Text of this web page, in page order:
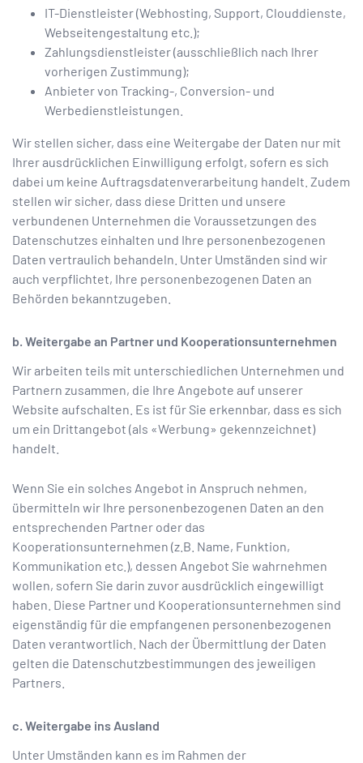
IT-Dienstleister (Webhosting, Support, Clouddienste,
Webseitengestaltung etc.);
Zahlungsdienstleister (ausschließlich nach Ihrer
vorherigen Zustimmung);
Anbieter von Tracking-, Conversion- und
Werbedienstleistungen.
Wir stellen sicher, dass eine Weitergabe der Daten nur mit
Ihrer ausdrücklichen Einwilligung erfolgt, sofern es sich
dabei um keine Auftragsdatenverarbeitung handelt. Zudem
stellen wir sicher, dass diese Dritten und unsere
verbundenen Unternehmen die Voraussetzungen des
Datenschutzes einhalten und Ihre personenbezogenen
Daten vertraulich behandeln. Unter Umständen sind wir
auch verpflichtet, Ihre personenbezogenen Daten an
Behörden bekanntzugeben.
b. Weitergabe an Partner und Kooperationsunternehmen
Wir arbeiten teils mit unterschiedlichen Unternehmen und
Partnern zusammen, die Ihre Angebote auf unserer
Website aufschalten. Es ist für Sie erkennbar, dass es sich
um ein Drittangebot (als «Werbung» gekennzeichnet)
handelt.
Wenn Sie ein solches Angebot in Anspruch nehmen,
übermitteln wir Ihre personenbezogenen Daten an den
entsprechenden Partner oder das
Kooperationsunternehmen (z.B. Name, Funktion,
Kommunikation etc.), dessen Angebot Sie wahrnehmen
wollen, sofern Sie darin zuvor ausdrücklich eingewilligt
haben. Diese Partner und Kooperationsunternehmen sind
eigenständig für die empfangenen personenbezogenen
Daten verantwortlich. Nach der Übermittlung der Daten
gelten die Datenschutzbestimmungen des jeweiligen
Partners.
c. Weitergabe ins Ausland
Unter Umständen kann es im Rahmen der